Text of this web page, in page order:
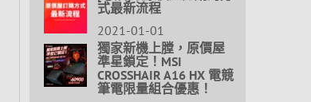
式最新流程
2021-01-01
獨家新機上膛，原價屋
準星鎖定！MSI
CROSSHAIR A16 HX 電競
筆電限量組合優惠！